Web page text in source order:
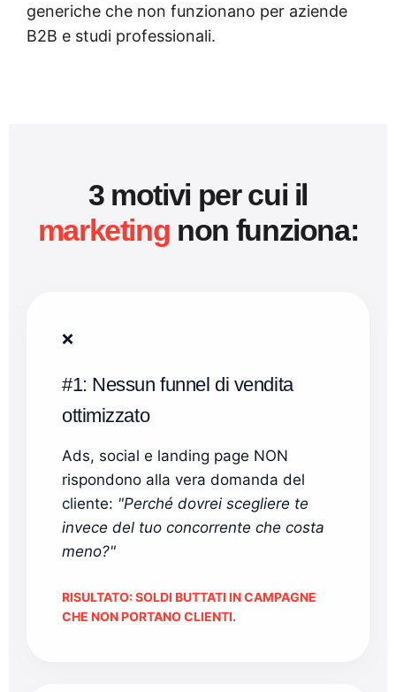
generiche che non funzionano per aziende
B2B e studi professionali.
3 motivi per cui il
marketing non funziona:
❌
#1: Nessun funnel di vendita
ottimizzato
Ads, social e landing page NON
rispondono alla vera domanda del
cliente: "Perché dovrei scegliere te
invece del tuo concorrente che costa
meno?"
RISULTATO: SOLDI BUTTATI IN CAMPAGNE
CHE NON PORTANO CLIENTI.